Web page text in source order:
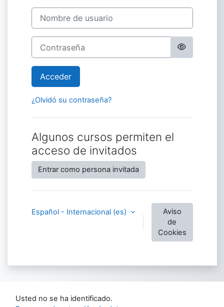
Nombre de usuario
Contraseña
Acceder
¿Olvidó su contraseña?
Algunos cursos permiten el
acceso de invitados
Entrar como persona invitada
Español - Internacional ‎(es)‎
Aviso
de
Cookies
Usted no se ha identificado.